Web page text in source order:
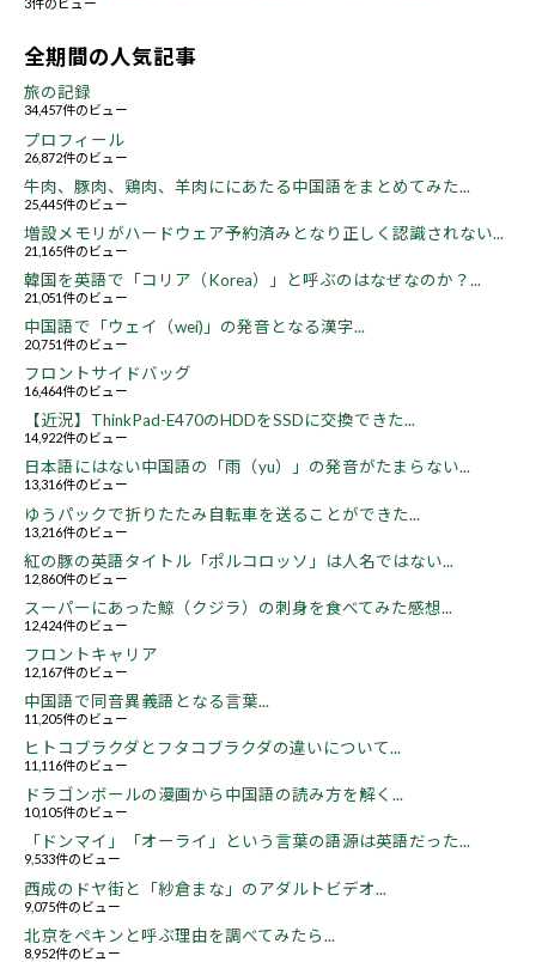
3件のビュー
全期間の人気記事
旅の記録
34,457件のビュー
プロフィール
26,872件のビュー
牛肉、豚肉、鶏肉、羊肉ににあたる中国語をまとめてみた...
25,445件のビュー
増設メモリがハードウェア予約済みとなり正しく認識されない...
21,165件のビュー
韓国を英語で「コリア（Korea）」と呼ぶのはなぜなのか？...
21,051件のビュー
中国語で「ウェイ（wei)」の発音となる漢字...
20,751件のビュー
フロントサイドバッグ
16,464件のビュー
【近況】ThinkPad-E470のHDDをSSDに交換できた...
14,922件のビュー
日本語にはない中国語の「雨（yu）」の発音がたまらない...
13,316件のビュー
ゆうパックで折りたたみ自転車を送ることができた...
13,216件のビュー
紅の豚の英語タイトル「ポルコロッソ」は人名ではない...
12,860件のビュー
スーパーにあった鯨（クジラ）の刺身を食べてみた感想...
12,424件のビュー
フロントキャリア
12,167件のビュー
中国語で同音異義語となる言葉...
11,205件のビュー
ヒトコブラクダとフタコブラクダの違いについて...
11,116件のビュー
ドラゴンボールの漫画から中国語の読み方を解く...
10,105件のビュー
「ドンマイ」「オーライ」という言葉の語源は英語だった...
9,533件のビュー
西成のドヤ街と「紗倉まな」のアダルトビデオ...
9,075件のビュー
北京をペキンと呼ぶ理由を調べてみたら...
8,952件のビュー